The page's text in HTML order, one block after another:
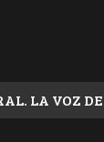
LA VOZ DE